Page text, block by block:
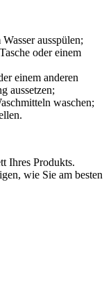
ausspülen;
oder einem
einem anderen
aussetzen;
waschen;
Ihres Produkts.
wie Sie am besten